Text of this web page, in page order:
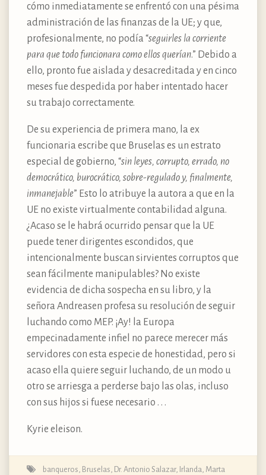
cómo inmediatamente se enfrentó con una pésima
administración de las finanzas de la UE; y que,
profesionalmente, no podía “seguirles la corriente
para que todo funcionara como ellos querían.” Debido a
ello, pronto fue aislada y desacreditada y en cinco
meses fue despedida por haber intentado hacer
su trabajo correctamente.
De su experiencia de primera mano, la ex
funcionaria escribe que Bruselas es un estrato
especial de gobierno, “sin leyes, corrupto, errado, no
democrático, burocrático, sobre-regulado y, finalmente,
inmanejable” Esto lo atribuye la autora a que en la
UE no existe virtualmente contabilidad alguna.
¿Acaso se le habrá ocurrido pensar que la UE
puede tener dirigentes escondidos, que
intencionalmente buscan sirvientes corruptos que
sean fácilmente manipulables? No existe
evidencia de dicha sospecha en su libro, y la
señora Andreasen profesa su resolución de seguir
luchando como MEP. ¡Ay! la Europa
empecinadamente infiel no parece merecer más
servidores con esta especie de honestidad, pero si
acaso ella quiere seguir luchando, de un modo u
otro se arriesga a perderse bajo las olas, incluso
con sus hijos si fuese necesario . . .
Kyrie eleison.
banqueros, Bruselas, Dr. Antonio Salazar, Irlanda, Marta